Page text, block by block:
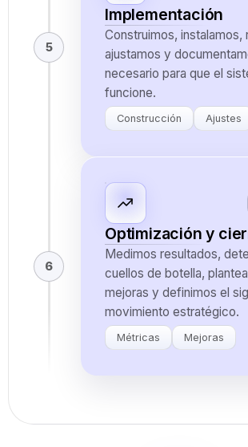
Implementación
Construimos, instalamos,
ajustamos y
necesario para que el
funcione.
Construcción Ajustes
5
Optimización y
Medimos resultados,
cuellos de botella,
mejoras y definimos el
movimiento estratégico.
Métricas Mejoras
6